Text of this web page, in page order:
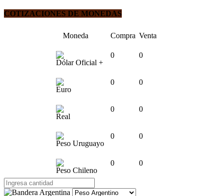
COTIZACIONES DE MONEDAS
Moneda Compra Venta
Dólar Oficial +
0 0
Euro
0 0
Real
0 0
Peso Uruguayo
0 0
Peso Chileno
0 0